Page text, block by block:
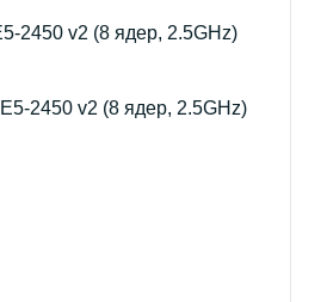
2450 v2 (8 ядер, 2.5GHz)